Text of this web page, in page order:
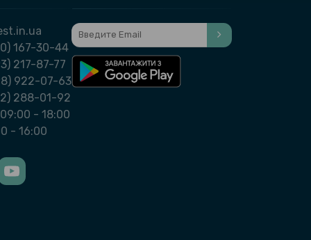
167-30-44
217-87-77
922-07-63
288-01-92
- 18:00
- 16:00